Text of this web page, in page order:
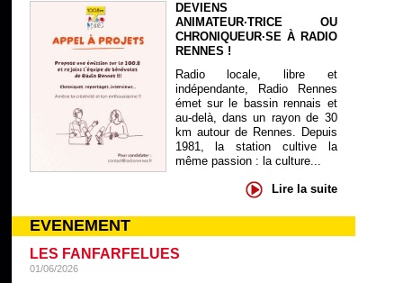
DEVIENS
ANIMATEUR·TRICE OU
CHRONIQUEUR·SE À RADIO
RENNES !
Radio locale, libre et
indépendante, Radio Rennes
émet sur le bassin rennais et
au-delà, dans un rayon de 30
km autour de Rennes. Depuis
1981, la station cultive la
même passion : la culture...
Lire la suite
EVENEMENT
LES FANFARFELUES
01/06/2026